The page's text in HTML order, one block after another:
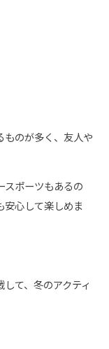
ものが多く、友人や
スポーツもあるの
安心して楽しめま
て、冬のアクティ